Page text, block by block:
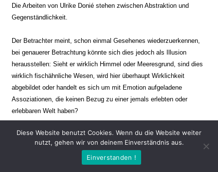
Die Arbeiten von Ulrike Donié stehen zwischen Abstraktion und
Gegenständlichkeit.
Der Betrachter meint, schon einmal Gesehenes wiederzuerkennen,
bei genauerer Betrachtung könnte sich dies jedoch als Illusion
herausstellen: Sieht er wirklich Himmel oder Meeresgrund, sind dies
wirklich fischähnliche Wesen, wird hier überhaupt Wirklichkeit
abgebildet oder handelt es sich um mit Emotion aufgeladene
Assoziationen, die keinen Bezug zu einer jemals erlebten oder
erlebbaren Welt haben?
Verharren und Dynamik stehen sich dabei gegenüber. Zeit steht still
oder verrinnt im Nu. Es soll dabei eine Spannung, auch farblich, bis
zur Schmerzgrenze erzeugt werden. Die Arbeiten stellen ambivalente
Diese Website benutzt Cookies. Wenn du die Website weiter
nutzt, gehen wir von deinem Einverständnis aus.
Einverstanden !